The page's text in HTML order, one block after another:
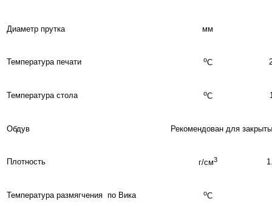
Диаметр прутка мм
Температура печати оС
Температура стола оС
Обдув Рекомендован для
Плотность г/см3
Температура размягчения по Вика оС